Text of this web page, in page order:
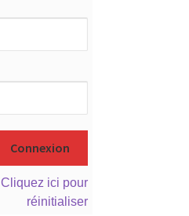
Cliquez ici pour
réinitialiser